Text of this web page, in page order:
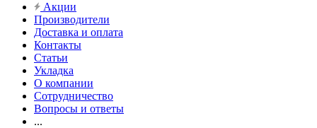
Акции
Производители
Доставка и оплата
Контакты
Статьи
Укладка
О компании
Сотрудничество
Вопросы и ответы
...